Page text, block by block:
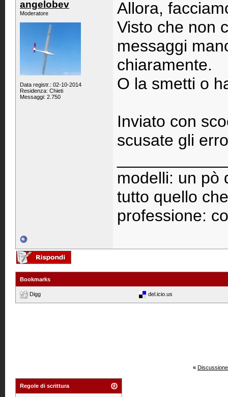
angelobev
Moderatore
Data registr.: 02-10-2014
Residenza: Chieti
Messaggi: 2.750
Allora,
Visto che non
messaggi
chiaramente.
O la smetti o
Inviato con
scusate gli
modelli: un pò
tutto quello
professione:
Bookmarks
Digg del.icio.us
«
Regole di scrittura